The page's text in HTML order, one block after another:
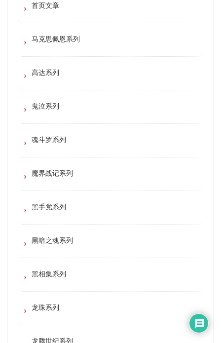
首页文章
马克思佩恩系列
高达系列
鬼泣系列
魂斗罗系列
魔界战记系列
黑手党系列
黑暗之魂系列
黑相集系列
龙珠系列
龙腾世纪系列